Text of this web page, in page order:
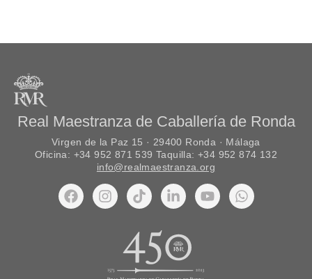
Real Maestranza de Caballería de Ronda
Virgen de la Paz 15 · 29400 Ronda · Málaga
Oficina: +34 952 871 539 Taquilla: +34 952 874 132
info@realmaestranza.org